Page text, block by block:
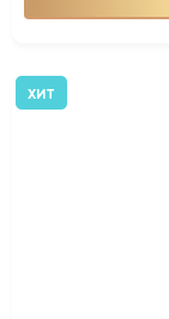
ХИТ